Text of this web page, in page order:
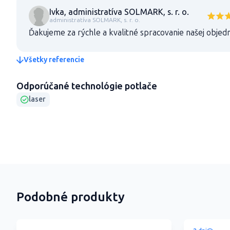
Ivka, administratíva SOLMARK, s. r. o.
administratíva SOLMARK, s. r. o.
Ďakujeme za rýchle a kvalitné spracovanie našej
Všetky referencie
Odporúčané technológie potlače
laser
Podobné produkty